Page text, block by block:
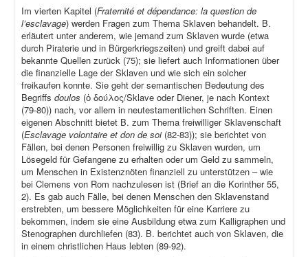
Im vierten Kapitel (Fraternité et dépendance: la question de
l’esclavage) werden Fragen zum Thema Sklaven behandelt. B.
erläutert unter anderem, wie jemand zum Sklaven wurde (etwa
durch Piraterie und in Bürgerkriegszeiten) und greift dabei auf
bekannte Quellen zurück (75); sie liefert auch Informationen über
die finanzielle Lage der Sklaven und wie sich ein solcher
freikaufen konnte. Sie geht der semantischen Bedeutung des
Begriffs doulos (ὁ δούλος/Sklave oder Diener, je nach Kontext
(79-80)) nach, vor allem in neutestamentlichen Schriften. Einen
eigenen Abschnitt bietet B. zum Thema freiwilliger Sklavenschaft
(Esclavage volontaire et don de soi(82-83)); sie berichtet von
Fällen, bei denen Personen freiwillig zu Sklaven wurden, um
Lösegeld für Gefangene zu erhalten oder um Geld zu sammeln,
um Menschen in Existenznöten finanziell zu unterstützen – wie
bei Clemens von Rom nachzulesen ist (Brief an die Korinther 55,
2). Es gab auch Fälle, bei denen Menschen den Sklavenstand
erstrebten, um bessere Möglichkeiten für eine Karriere zu
bekommen, indem sie eine Ausbildung etwa zum Kalligraphen und
Stenographen durchliefen (83). B. berichtet auch von Sklaven, die
in einem christlichen Haus lebten (89-92).